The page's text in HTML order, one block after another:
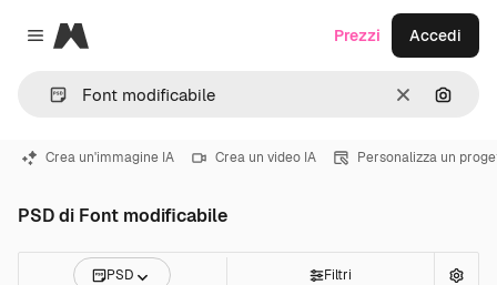
Close menu
Magnific
CancellaCerca
Prezzi Accedi
Crea un'immagine IA Crea un video IA Personalizza un
PSD di Font modificabile
PSD Filtri